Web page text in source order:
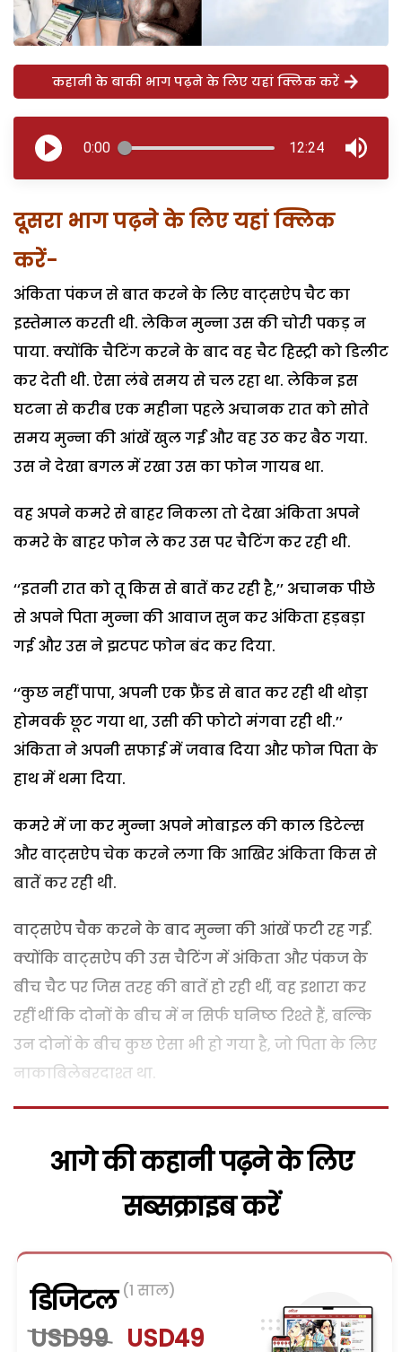
कहानी के बाकी भाग पढ़ने के लिए यहां क्लिक करें
0:00 12:24
दूसरा भाग पढ़ने के लिए यहां क्लिक
करें-
अंकिता पंकज से बात करने के लिए वाट्सऐप चैट का
इस्तेमाल करती थी. लेकिन मुन्ना उस की चोरी पकड़ न
पाया. क्योंकि चैटिंग करने के बाद वह चैट हिस्ट्री को डिलीट
कर देती थी. ऐसा लंबे समय से चल रहा था. लेकिन इस
घटना से करीब एक महीना पहले अचानक रात को सोते
समय मुन्ना की आंखें खुल गईं और वह उठ कर बैठ गया.
उस ने देखा बगल में रखा उस का फोन गायब था.
वह अपने कमरे से बाहर निकला तो देखा अंकिता अपने
कमरे के बाहर फोन ले कर उस पर चैटिंग कर रही थी.
‘‘इतनी रात को तू किस से बातें कर रही है,’’ अचानक पीछे
से अपने पिता मुन्ना की आवाज सुन कर अंकिता हड़बड़ा
गई और उस ने झटपट फोन बंद कर दिया.
‘‘कुछ नहीं पापा, अपनी एक फ्रैंड से बात कर रही थी थोड़ा
होमवर्क छूट गया था, उसी की फोटो मंगवा रही थी.’’
अंकिता ने अपनी सफाई में जवाब दिया और फोन पिता के
हाथ में थमा दिया.
कमरे में जा कर मुन्ना अपने मोबाइल की काल डिटेल्स
और वाट्सऐप चेक करने लगा कि आखिर अंकिता किस से
बातें कर रही थी.
वाट्सऐप चैक करने के बाद मुन्ना की आंखें फटी रह गईं.
क्योंकि वाट्सऐप की उस चैटिंग में अंकिता और पंकज के
बीच चैट पर जिस तरह की बातें हो रही थीं, वह इशारा कर
रहीं थीं कि दोनों के बीच में न सिर्फ घनिष्ठ रिश्ते हैं, बल्कि
उन दोनों के बीच कुछ ऐसा भी हो गया है, जो पिता के लिए
नाकाबिलेबरदाश्त था.
आगे की कहानी पढ़ने के लिए
सब्सक्राइब करें
डिजिटल (1 साल)
USD99 USD49